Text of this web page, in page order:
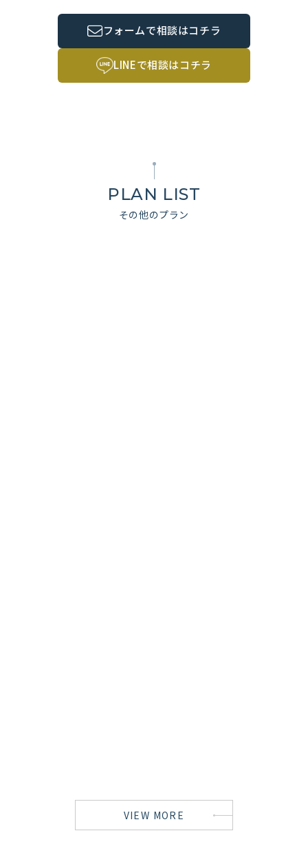
フォームで相談はコチラ
LINEで相談はコチラ
PLAN LIST
その他のプラン
VIEW MORE